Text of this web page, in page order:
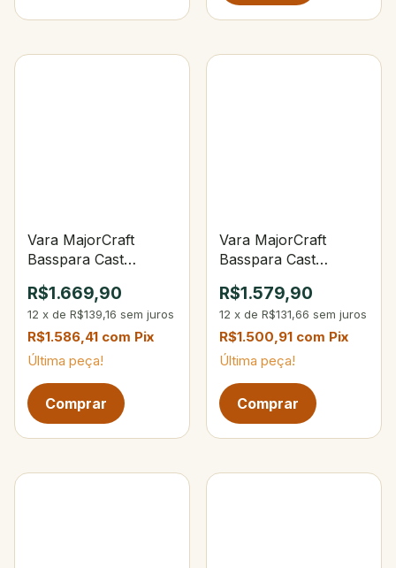
Vara MajorCraft
Basspara Cast
30lbs 3/8–3 oz
R$1.669,90
12 x de R$139,16 sem juros
R$1.586,41 com Pix
Última peça!
Vara MajorCraft
Basspara Cast
25 lbs 3/8-1.1/2oz
R$1.579,90
12 x de R$131,66 sem juros
R$1.500,91 com Pix
Última peça!